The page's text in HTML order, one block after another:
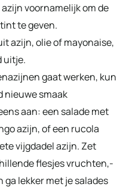
voornamelijk om de
te geven.
azijn, olie of mayonaise,
uitje.
gaat werken, kun
nieuwe smaak
aan: een salade met
azijn, of een rucola
vijgdadel azijn. Zet
flesjes vruchten,-
lekker met je salades